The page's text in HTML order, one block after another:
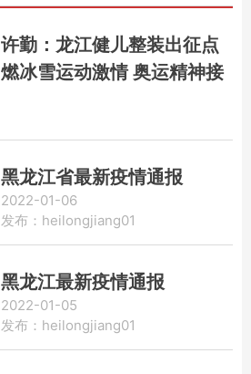
许勤：龙江健儿整装出征点
燃冰雪运动激情 奥运精神接
黑龙江省最新疫情通报
2022-01-06
发布：heilongjiang01
黑龙江最新疫情通报
2022-01-05
发布：heilongjiang01